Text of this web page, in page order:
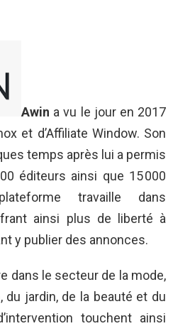
Awin a vu le jour en 2017
et d’Affiliate Window. Son
temps après lui a permis
éditeurs ainsi que 15 000
travaille dans
ainsi plus de liberté à
y publier des annonces.
dans le secteur de la mode,
du jardin, de la beauté et du
touchent ainsi